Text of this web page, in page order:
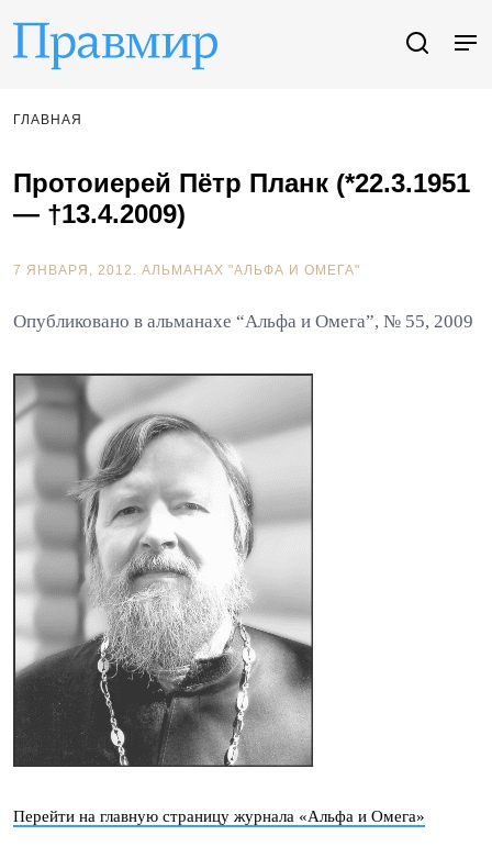
ГЛАВНАЯ
Протоиерей Пётр Планк (*22.3.1951
— †13.4.2009)
7 ЯНВАРЯ, 2012. АЛЬМАНАХ "АЛЬФА И ОМЕГА"
Опубликовано в альманахе “Альфа и Омега”, № 55, 2009
Перейти на главную страницу журнала «Альфа и Омега»